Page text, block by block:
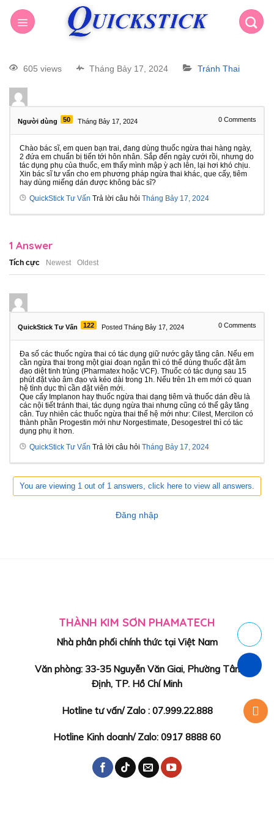
605 views Tháng Bảy 17, 2024 Tránh Thai
Người dùng 50 Tháng Bảy 17, 2024 0 Comments
Chào bác sĩ, em quen bạn trai, đang dùng thuốc ngừa thai hàng ngày,
2 đứa em chuẩn bị tiến tới hôn nhân. Sắp đến ngày cưới rồi, nhưng do
tác dụng phụ của thuốc, em thấy mình mập ỳ ạch lên, lại hơi khó chịu.
Xin bác sĩ tư vấn cho em phương pháp ngừa thai khác, que cấy, tiêm
hay dùng miếng dán được không bác sĩ?
QuickStick Tư Vấn Trả lời câu hỏi Tháng Bảy 17, 2024
1 Answer
Tích cực Newest Oldest
QuickStick Tư Vấn 122 Posted Tháng Bảy 17, 2024 0 Comments
Đa số các thuốc ngừa thai có tác dụng giữ nước gây tăng cân. Nếu em
cần ngừa thai trong một giai đoạn ngắn thì có thể dùng thuốc đặt âm
đạo diệt tinh trùng (Pharmatex hoặc VCF). Thuốc có tác dụng sau 15
phút đặt vào âm đạo và kéo dài trong 1h. Nếu trên 1h em mới có quan
hệ tình dục thì cần đặt viên mới.
Que cấy Implanon hay thuốc ngừa thai dạng tiêm và thuốc dán đều là
các nội tiết tránh thai, tác dụng ngừa thai nhưng cũng có thể gây tăng
cân. Tuy nhiên các thuốc ngừa thai thế hệ mới như: Cilest, Mercilon có
thành phần Progestin mới như Norgestimate, Desogestrel thì có tác
dụng phụ ít hơn.
QuickStick Tư Vấn Trả lời câu hỏi Tháng Bảy 17, 2024
You are viewing 1 out of 1 answers, click here to view all answers.
Đăng nhập
THÀNH KIM SƠN PHAMATECH
Nhà phân phối chính thức tại Việt Nam
Văn phòng: 33-35 Nguyễn Văn Giai, Phường Tân
Định, TP. Hồ Chí Minh
Hotline tư vấn/ Zalo : 07.999.22.888
Hotline Kinh doanh/ Zalo: 0917 8888 60